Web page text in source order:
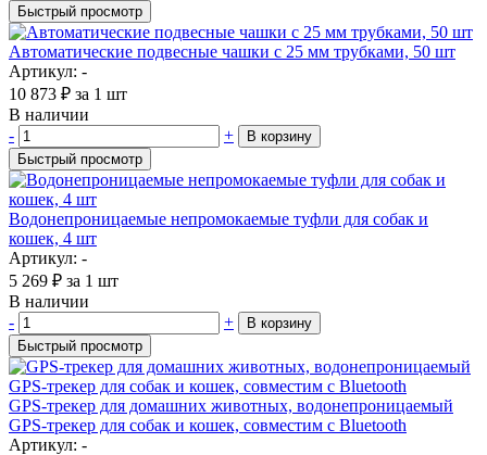
Быстрый просмотр
Автоматические подвесные чашки с 25 мм трубками, 50 шт
Артикул: -
10 873 ₽ за 1 шт
В наличии
-
+
В корзину
Быстрый просмотр
Водонепроницаемые непромокаемые туфли для собак и
кошек, 4 шт
Артикул: -
5 269 ₽ за 1 шт
В наличии
-
+
В корзину
Быстрый просмотр
GPS-трекер для домашних животных, водонепроницаемый
GPS-трекер для собак и кошек, совместим с Bluetooth
Артикул: -